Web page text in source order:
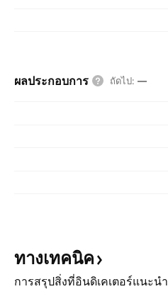
ผลประกอบการ ถัดไป: —
ทางเทคนิค
การสรุปสิ่งที่อินดิเคเตอร์แนะนำ